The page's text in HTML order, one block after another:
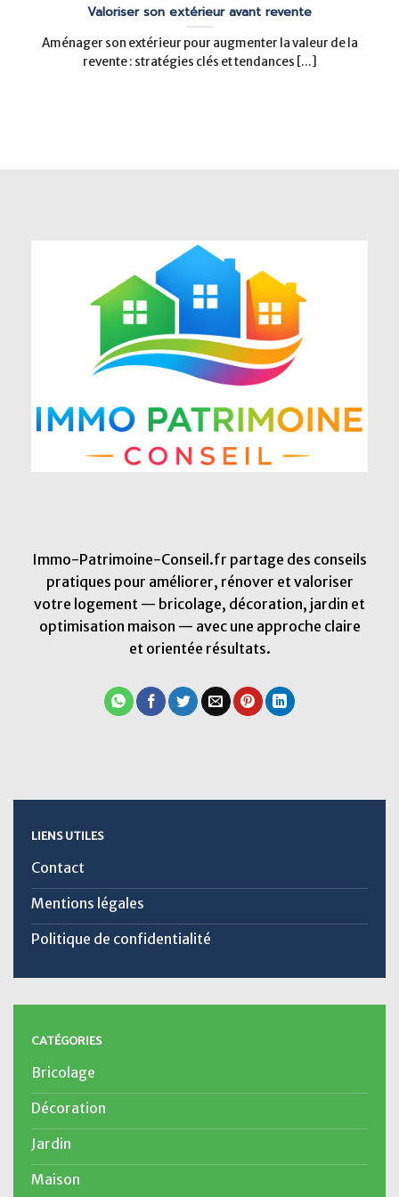
Valoriser son extérieur avant revente
Aménager son extérieur pour augmenter la valeur de la
revente : stratégies clés et tendances [...]
Immo-Patrimoine-Conseil.fr partage des conseils
pratiques pour améliorer, rénover et valoriser
votre logement — bricolage, décoration, jardin et
optimisation maison — avec une approche claire
et orientée résultats.
LIENS UTILES
Contact
Mentions légales
Politique de confidentialité
CATÉGORIES
Bricolage
Décoration
Jardin
Maison